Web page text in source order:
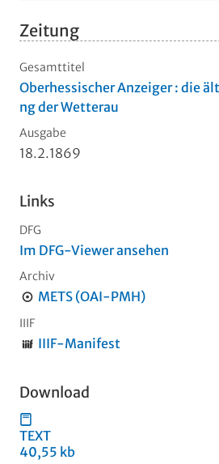
Zeitung
Gesamttitel
Oberhessischer Anzeiger : die
ng der Wetterau
Ausgabe
18.2.1869
Links
DFG
Im DFG-Viewer ansehen
Archiv
METS (OAI-PMH)
IIIF
IIIF-Manifest
Download
TEXT
40,55 kb